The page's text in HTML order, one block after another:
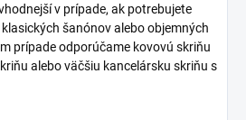
v prípade, ak potrebujete
šanónov alebo objemných
prípade odporúčame kovovú skriňu
alebo väčšiu kancelársku skriňu s